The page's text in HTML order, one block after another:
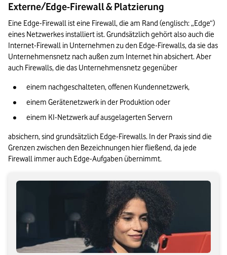
Externe/Edge-Firewall & Platzierung
Eine Edge-Firewall ist eine Firewall, die am Rand (englisch: „Edge“)
eines Netzwerkes installiert ist. Grundsätzlich gehört also auch die
Internet-Firewall in Unternehmen zu den Edge-Firewalls, da sie das
Unternehmensnetz nach außen zum Internet hin absichert. Aber
auch Firewalls, die das Unternehmensnetz gegenüber
einem nachgeschalteten, offenen Kundennetzwerk,
einem Gerätenetzwerk in der Produktion oder
einem KI-Netzwerk auf ausgelagerten Servern
absichern, sind grundsätzlich Edge-Firewalls. In der Praxis sind die
Grenzen zwischen den Bezeichnungen hier fließend, da jede
Firewall immer auch Edge-Aufgaben übernimmt.